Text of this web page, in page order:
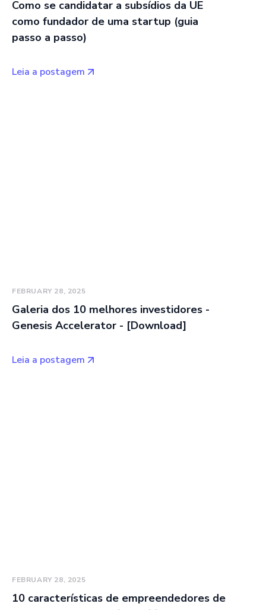
Como se candidatar a subsídios da UE
como fundador de uma startup (guia
passo a passo)
Leia a postagem
FEBRUARY 28, 2025
Galeria dos 10 melhores investidores -
Genesis Accelerator - [Download]
Leia a postagem
FEBRUARY 28, 2025
10 características de empreendedores de